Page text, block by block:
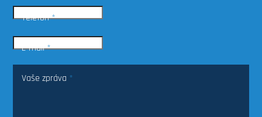
Telefon*
E-mail*
Vaše zpráva *